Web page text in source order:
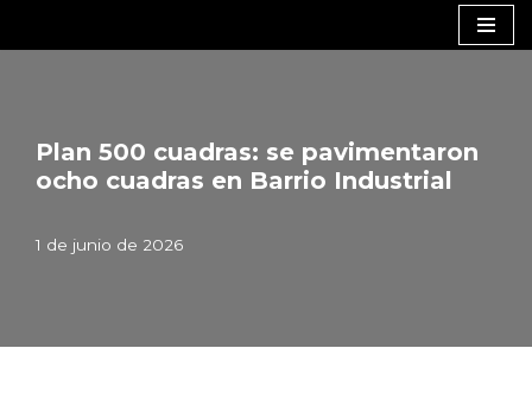
Plan 500 cuadras: se pavimentaron
ocho cuadras en Barrio Industrial
1 de junio de 2026